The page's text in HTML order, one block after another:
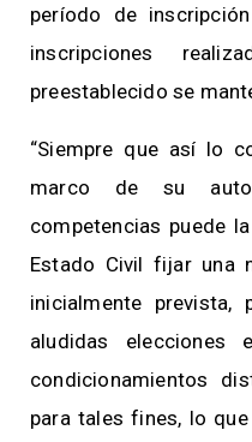
período de
inscripciones
preestablecido se
“Siempre que así lo
marco de su
competencias puede
Estado Civil fijar una
inicialmente prevista,
aludidas
condicionamientos
para tales fines, lo